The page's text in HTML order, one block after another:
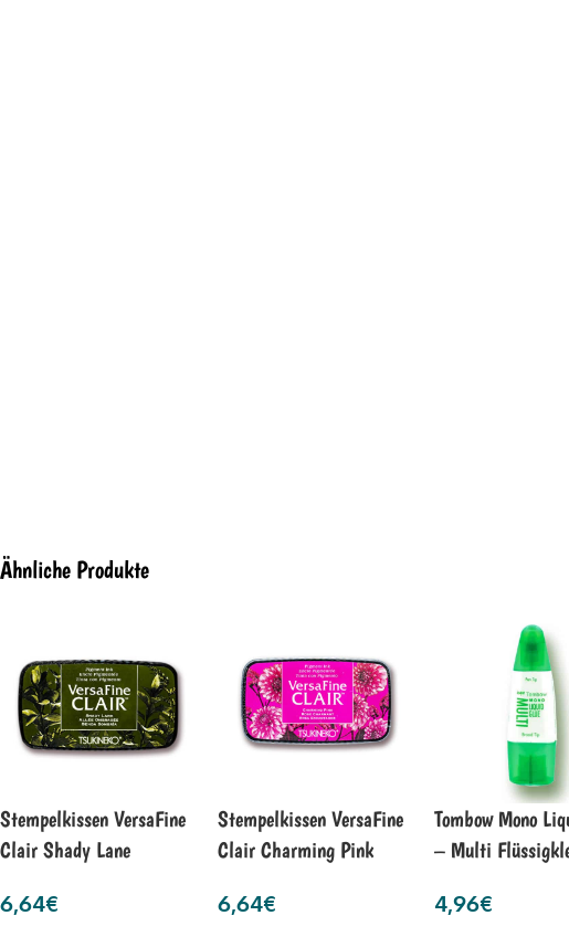
Ähnliche Produkte
Stempelkissen VersaFine
Clair Shady Lane
6,64€
Stempelkissen VersaFine
Clair Charming Pink
6,64€
Tombow Mono
– Multi
4,96€